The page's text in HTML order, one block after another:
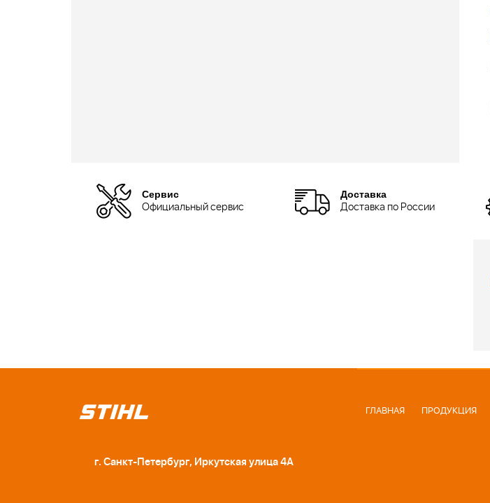
Сервис
Официальный сервис
Доставка
Доставка по России
ГЛАВНАЯ ПРОДУКЦИЯ
г. Санкт-Петербург, Иркутская улица 4А